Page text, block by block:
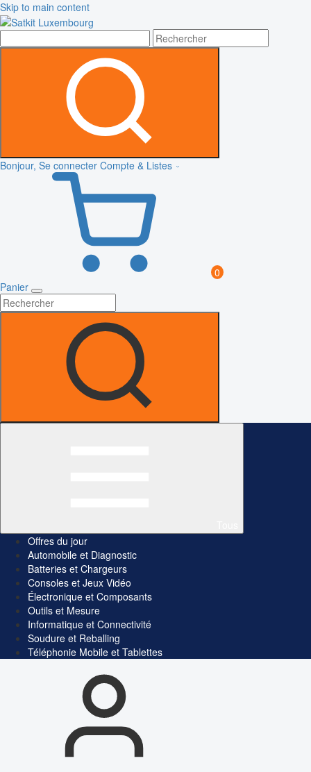
Skip to main content
Bonjour, Se connecter Compte & Listes
0
Panier
Offres du jour
Automobile et Diagnostic
Batteries et Chargeurs
Consoles et Jeux Vidéo
Électronique et Composants
Outils et Mesure
Informatique et Connectivité
Soudure et Reballing
Téléphonie Mobile et Tablettes